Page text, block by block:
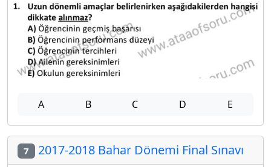
A B C D E
7 2017-2018 Bahar Dönemi Final Sınavı